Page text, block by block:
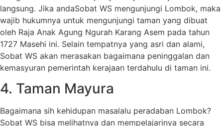
langsung. Jika andaSobat WS mengunjungi Lombok, maka
wajib hukumnya untuk mengunjungi taman yang dibuat
oleh Raja Anak Agung Ngurah Karang Asem pada tahun
1727 Masehi ini. Selain tempatnya yang asri dan alami,
Sobat WS akan merasakan bagaimana peninggalan dan
kemasyuran pemerintah kerajaan terdahulu di taman ini.
4. Taman Mayura
Bagaimana sih kehidupan masalalu peradaban Lombok?
Sobat WS bisa melihatnya dan mempelajarinya secara